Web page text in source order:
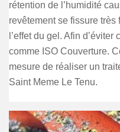
rétention de l’humidité
revêtement se fissure
l’effet du gel. Afin
comme ISO Couverture.
mesure de réaliser un
Saint Meme Le Tenu.